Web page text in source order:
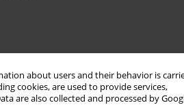
about users and their behavior is
cookies, are used to provide services,
are also collected and processed by